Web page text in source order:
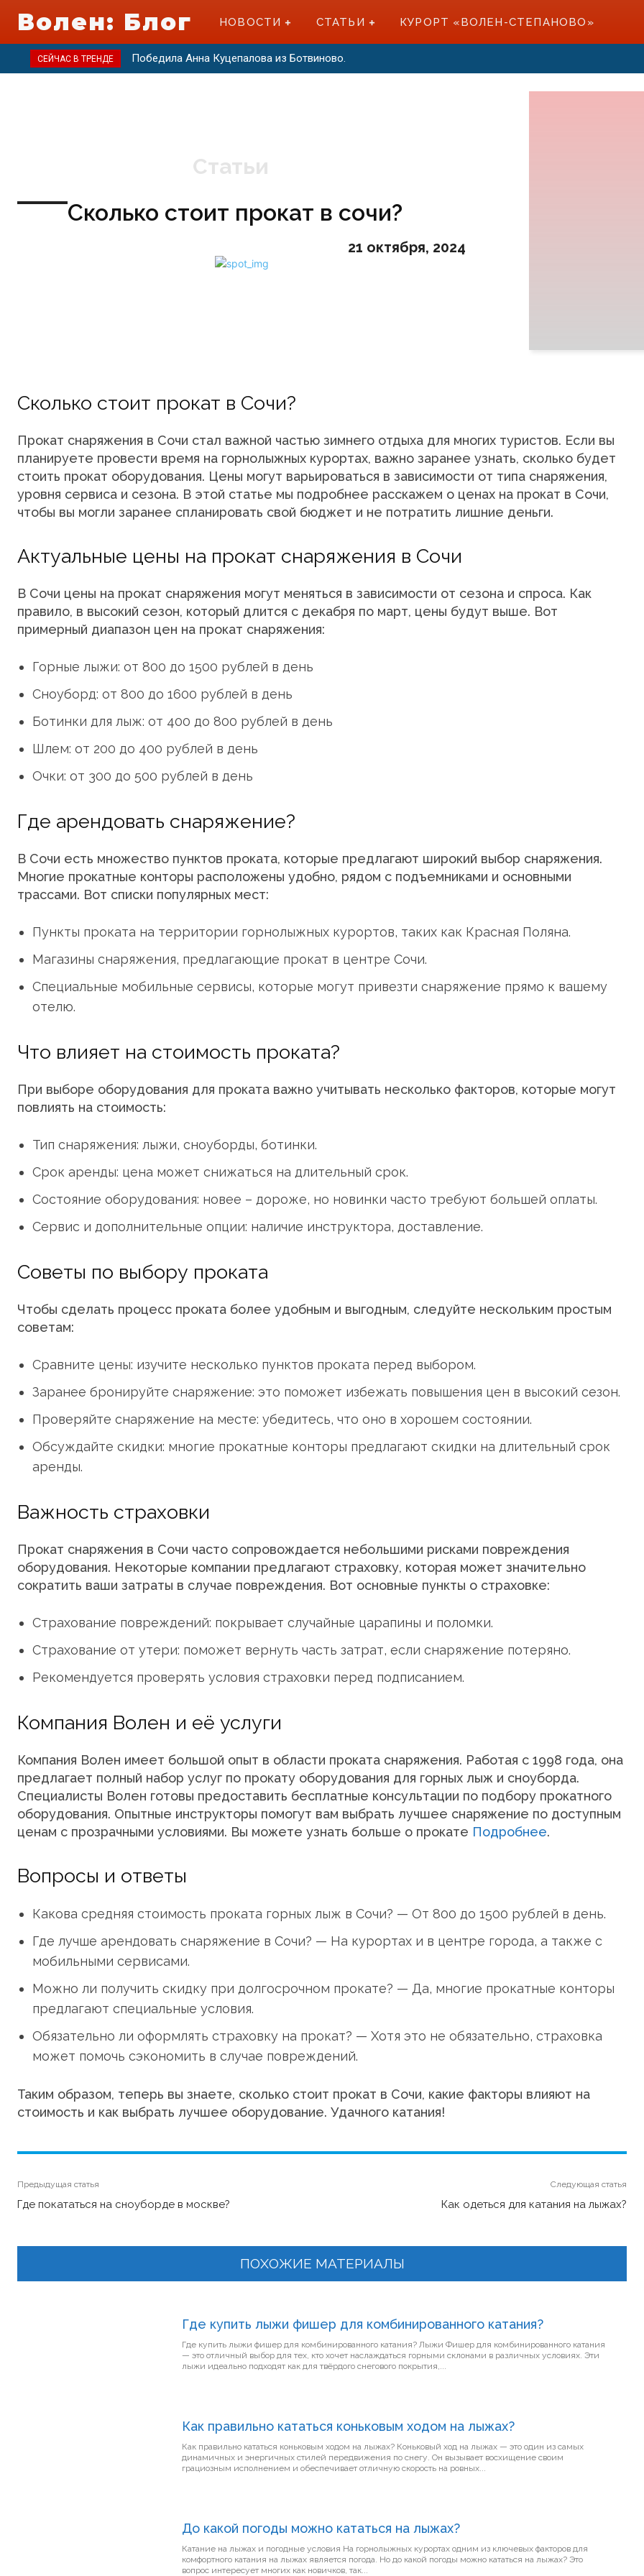
Волен: Блог НОВОСТИ СТАТЬИ КУРОРТ «ВОЛЕН-СТЕПАНОВО»
СЕЙЧАС В ТРЕНДЕ Победила Анна Куцепалова из Ботвиново.
Статьи
Сколько стоит прокат в сочи?
21 октября, 2024
Сколько стоит прокат в Сочи?
Прокат снаряжения в Сочи стал важной частью зимнего отдыха для многих туристов. Если вы
планируете провести время на горнолыжных курортах, важно заранее узнать, сколько будет
стоить прокат оборудования. Цены могут варьироваться в зависимости от типа снаряжения,
уровня сервиса и сезона. В этой статье мы подробнее расскажем о ценах на прокат в Сочи,
чтобы вы могли заранее спланировать свой бюджет и не потратить лишние деньги.
Актуальные цены на прокат снаряжения в Сочи
В Сочи цены на прокат снаряжения могут меняться в зависимости от сезона и спроса. Как
правило, в высокий сезон, который длится с декабря по март, цены будут выше. Вот
примерный диапазон цен на прокат снаряжения:
Горные лыжи: от 800 до 1500 рублей в день
Сноуборд: от 800 до 1600 рублей в день
Ботинки для лыж: от 400 до 800 рублей в день
Шлем: от 200 до 400 рублей в день
Очки: от 300 до 500 рублей в день
Где арендовать снаряжение?
В Сочи есть множество пунктов проката, которые предлагают широкий выбор снаряжения.
Многие прокатные конторы расположены удобно, рядом с подъемниками и основными
трассами. Вот списки популярных мест:
Пункты проката на территории горнолыжных курортов, таких как Красная Поляна.
Магазины снаряжения, предлагающие прокат в центре Сочи.
Специальные мобильные сервисы, которые могут привезти снаряжение прямо к вашему
отелю.
Что влияет на стоимость проката?
При выборе оборудования для проката важно учитывать несколько факторов, которые могут
повлиять на стоимость:
Тип снаряжения: лыжи, сноуборды, ботинки.
Срок аренды: цена может снижаться на длительный срок.
Состояние оборудования: новее – дороже, но новинки часто требуют большей оплаты.
Сервис и дополнительные опции: наличие инструктора, доставление.
Советы по выбору проката
Чтобы сделать процесс проката более удобным и выгодным, следуйте нескольким простым
советам:
Сравните цены: изучите несколько пунктов проката перед выбором.
Заранее бронируйте снаряжение: это поможет избежать повышения цен в высокий сезон.
Проверяйте снаряжение на месте: убедитесь, что оно в хорошем состоянии.
Обсуждайте скидки: многие прокатные конторы предлагают скидки на длительный срок
аренды.
Важность страховки
Прокат снаряжения в Сочи часто сопровождается небольшими рисками повреждения
оборудования. Некоторые компании предлагают страховку, которая может значительно
сократить ваши затраты в случае повреждения. Вот основные пункты о страховке:
Страхование повреждений: покрывает случайные царапины и поломки.
Страхование от утери: поможет вернуть часть затрат, если снаряжение потеряно.
Рекомендуется проверять условия страховки перед подписанием.
Компания Волен и её услуги
Компания Волен имеет большой опыт в области проката снаряжения. Работая с 1998 года, она
предлагает полный набор услуг по прокату оборудования для горных лыж и сноуборда.
Специалисты Волен готовы предоставить бесплатные консультации по подбору прокатного
оборудования. Опытные инструкторы помогут вам выбрать лучшее снаряжение по доступным
ценам с прозрачными условиями. Вы можете узнать больше о прокате Подробнее.
Вопросы и ответы
Какова средняя стоимость проката горных лыж в Сочи? — От 800 до 1500 рублей в день.
Где лучше арендовать снаряжение в Сочи? — На курортах и в центре города, а также с
мобильными сервисами.
Можно ли получить скидку при долгосрочном прокате? — Да, многие прокатные конторы
предлагают специальные условия.
Обязательно ли оформлять страховку на прокат? — Хотя это не обязательно, страховка
может помочь сэкономить в случае повреждений.
Таким образом, теперь вы знаете, сколько стоит прокат в Сочи, какие факторы влияют на
стоимость и как выбрать лучшее оборудование. Удачного катания!
Предыдущая статья
Где покататься на сноуборде в москве?
Следующая статья
Как одеться для катания на лыжах?
ПОХОЖИЕ МАТЕРИАЛЫ
Где купить лыжи фишер для комбинированного катания?
Где купить лыжи фишер для комбинированного катания? Лыжи Фишер для комбинированного катания
— это отличный выбор для тех, кто хочет наслаждаться горными склонами в различных условиях. Эти
лыжи идеально подходят как для твёрдого снегового покрытия,...
Как правильно кататься коньковым ходом на лыжах?
Как правильно кататься коньковым ходом на лыжах? Коньковый ход на лыжах — это один из самых
динамичных и энергичных стилей передвижения по снегу. Он вызывает восхищение своим
грациозным исполнением и обеспечивает отличную скорость на ровных...
До какой погоды можно кататься на лыжах?
Катание на лыжах и погодные условия На горнолыжных курортах одним из ключевых факторов для
комфортного катания на лыжах является погода. Но до какой погоды можно кататься на лыжах? Это
вопрос интересует многих как новичков, так...